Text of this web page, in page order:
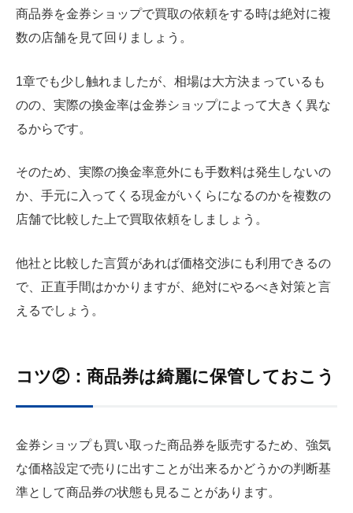
商品券を金券ショップで買取の依頼をする時は絶対に複
数の店舗を見て回りましょう。
1章でも少し触れましたが、相場は大方決まっているも
のの、実際の換金率は金券ショップによって大きく異な
るからです。
そのため、実際の換金率意外にも手数料は発生しないの
か、手元に入ってくる現金がいくらになるのかを複数の
店舗で比較した上で買取依頼をしましょう。
他社と比較した言質があれば価格交渉にも利用できるの
で、正直手間はかかりますが、絶対にやるべき対策と言
えるでしょう。
コツ②：商品券は綺麗に保管しておこう
金券ショップも買い取った商品券を販売するため、強気
な価格設定で売りに出すことが出来るかどうかの判断基
準として商品券の状態も見ることがあります。